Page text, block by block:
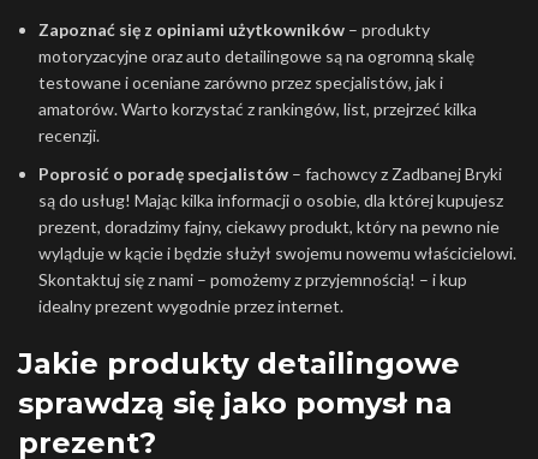
Zapoznać się z opiniami użytkowników – produkty
motoryzacyjne oraz auto detailingowe są na ogromną skalę
testowane i oceniane zarówno przez specjalistów, jak i
amatorów. Warto korzystać z rankingów, list, przejrzeć kilka
recenzji.
Poprosić o poradę specjalistów – fachowcy z Zadbanej Bryki
są do usług! Mając kilka informacji o osobie, dla której kupujesz
prezent, doradzimy fajny, ciekawy produkt, który na pewno nie
wyląduje w kącie i będzie służył swojemu nowemu właścicielowi.
Skontaktuj się z nami – pomożemy z przyjemnością! – i kup
idealny prezent wygodnie przez internet.
Jakie produkty detailingowe
sprawdzą się jako pomysł na
prezent?